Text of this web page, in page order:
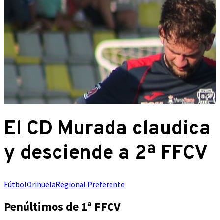
El CD Murada claudica
y desciende a 2ª FFCV
FútbolOrihuelaRegional Preferente
Penúltimos de 1ª FFCV